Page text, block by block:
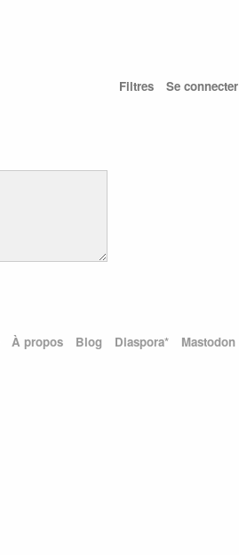
Filtres Se connecter
À propos Blog Diaspora* Mastodon